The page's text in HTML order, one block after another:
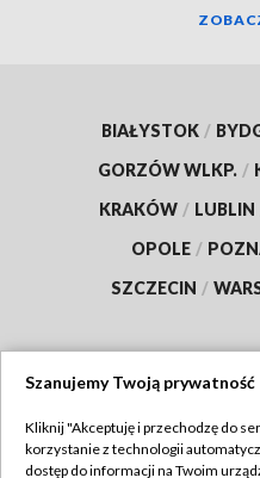
BIAŁYSTOK /
GORZÓW WLKP. /
KRAKÓW / LUBLIN
OPOLE /
SZCZECIN /
Szanujemy Twoją prywatność
Kliknij "Akceptuję i przechodzę do
korzystanie z technologii
dostęp do informacji na Twoim